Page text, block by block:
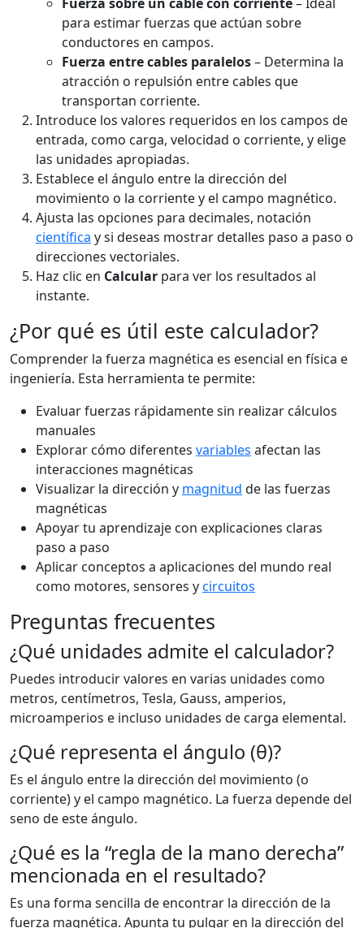
para estimar fuerzas que actúan sobre
conductores en campos.
Fuerza entre cables paralelos– Determina la
atracción o repulsión entre cables que
transportan corriente.
Introduce los valores requeridos en los campos de
entrada, como carga, velocidad o corriente, y elige
las unidades apropiadas.
Establece el ángulo entre la dirección del
movimiento o la corriente y el campo magnético.
Ajusta las opciones para decimales, notación
científica y si deseas mostrar detalles paso a paso o
direcciones vectoriales.
Haz clic en Calcular para ver los resultados al
instante.
¿Por qué es útil este calculador?
Comprender la fuerza magnética es esencial en física e
ingeniería. Esta herramienta te permite:
Evaluar fuerzas rápidamente sin realizar cálculos
manuales
Explorar cómo diferentes variables afectan las
interacciones magnéticas
Visualizar la dirección y magnitud de las fuerzas
magnéticas
Apoyar tu aprendizaje con explicaciones claras
paso a paso
Aplicar conceptos a aplicaciones del mundo real
como motores, sensores ycircuitos
Preguntas frecuentes
¿Qué unidades admite el calculador?
Puedes introducir valores en varias unidades como
metros, centímetros, Tesla, Gauss, amperios,
microamperios e incluso unidades de carga elemental.
¿Qué representa el ángulo (θ)?
Es el ángulo entre la dirección del movimiento (o
corriente) y el campo magnético. La fuerza depende del
seno de este ángulo.
¿Qué es la “regla de la mano derecha”
mencionada en el resultado?
Es una forma sencilla de encontrar la dirección de la
fuerza magnética. Apunta tu pulgar en la dirección del